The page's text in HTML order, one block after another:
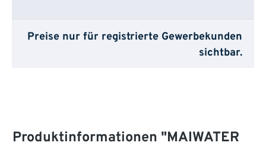
Preise nur für registrierte Gewerbekunden
sichtbar.
Produktinformationen "MAIWATER